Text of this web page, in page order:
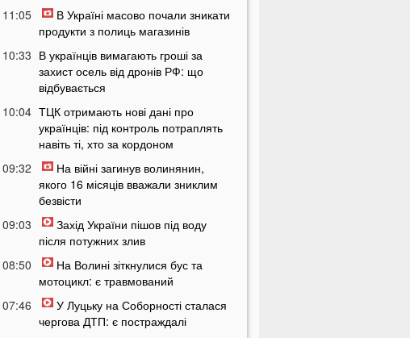
11:05
В Україні масово почали зникати
продукти з полиць магазинів
10:33 В українців вимагають гроші за
захист осель від дронів РФ: що
відбувається
10:04 ТЦК отримають нові дані про
українців: під контроль потраплять
навіть ті, хто за кордоном
09:32
На війні загинув волинянин,
якого 16 місяців вважали зниклим
безвісти
09:03
Захід України пішов під воду
після потужних злив
08:50
На Волині зіткнулися бус та
мотоцикл: є травмований
07:46
У Луцьку на Соборності сталася
чергова ДТП: є постраждалі